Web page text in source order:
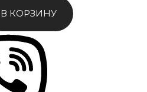
В КОРЗИНУ